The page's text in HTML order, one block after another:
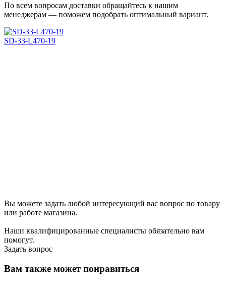
По всем вопросам доставки обращайтесь к нашим
менеджерам — поможем подобрать оптимальный вариант.
SD-33-L470-19
Вы можете задать любой интересующий вас вопрос по товару
или работе магазина.
Наши квалифицированные специалисты обязательно вам
помогут.
Задать вопрос
Вам также может понравиться